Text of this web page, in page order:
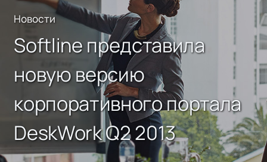
Новости
Softline представила
новую версию
корпоративного портала
DeskWork Q2 2013